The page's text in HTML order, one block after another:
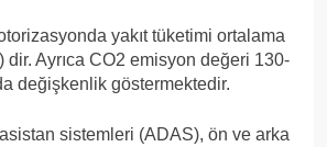
yakıt tüketimi ortalama
dir. Ayrıca CO2 emisyon değeri 130-
değişkenlik göstermektedir.
sistemleri (ADAS), ön ve arka